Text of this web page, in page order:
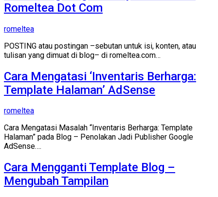
Romeltea Dot Com
romeltea
POSTING atau postingan –sebutan untuk isi, konten, atau
tulisan yang dimuat di blog– di romeltea.com…
Cara Mengatasi ‘Inventaris Berharga:
Template Halaman’ AdSense
romeltea
Cara Mengatasi Masalah “Inventaris Berharga: Template
Halaman” pada Blog – Penolakan Jadi Publisher Google
AdSense….
Cara Mengganti Template Blog –
Mengubah Tampilan